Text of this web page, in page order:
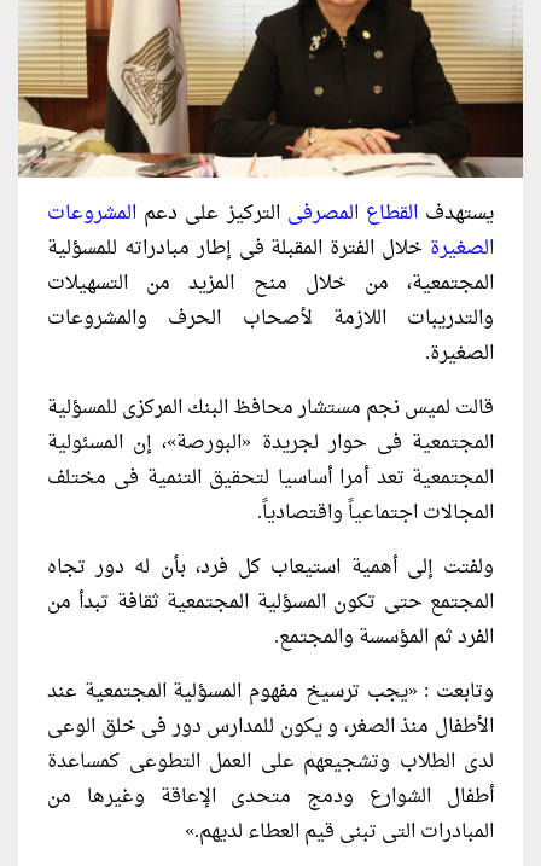
يستهدف القطاع المصرفى التركيز على دعم المشروعات
الصغيرة خلال الفترة المقبلة فى إطار مبادراته للمسؤلية
المجتمعية، من خلال منح المزيد من التسهيلات
والتدريبات اللازمة لأصحاب الحرف والمشروعات
الصغيرة.
قالت لميس نجم مستشار محافظ البنك المركزى للمسؤلية
المجتمعية فى حوار لجريدة «البورصة»، إن المسئولية
المجتمعية تعد أمرا أساسيا لتحقيق التنمية فى مختلف
المجالات اجتماعياً واقتصادياً.
ولفتت إلى أهمية استيعاب كل فرد، بأن له دور تجاه
المجتمع حتى تكون المسؤلية المجتمعية ثقافة تبدأ من
الفرد ثم المؤسسة والمجتمع.
وتابعت : «يجب ترسيخ مفهوم المسؤلية المجتمعية عند
الأطفال منذ الصغر، و يكون للمدارس دور فى خلق الوعى
لدى الطلاب وتشجيعهم على العمل التطوعى كمساعدة
أطفال الشوارع ودمج متحدى الإعاقة وغيرها من
المبادرات التى تبنى قيم العطاء لديهم.»